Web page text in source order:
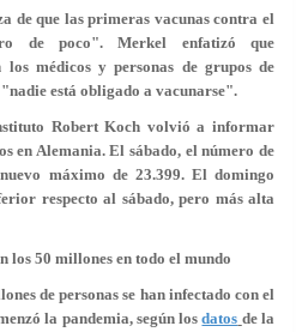
de que las primeras vacunas contra el
de poco". Merkel enfatizó que
médicos y personas de grupos de
está obligado a vacunarse".
Robert Koch volvió a informar
en Alemania. El sábado, el número de
máximo de 23.399. El domingo
respecto al sábado, pero más alta
los 50 millones en todo el mundo
de personas se han infectado con el
la pandemia, según losdatos de la